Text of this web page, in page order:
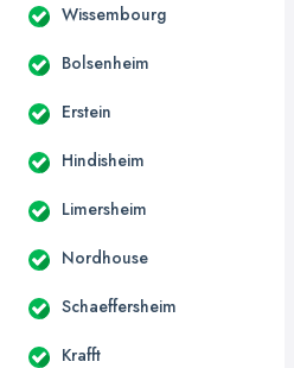
Wissembourg
Bolsenheim
Erstein
Hindisheim
Limersheim
Nordhouse
Schaeffersheim
Krafft